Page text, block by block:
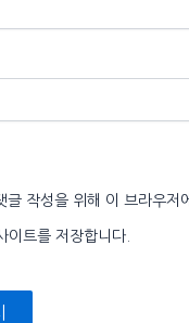
글 작성을 위해 이 브라우저
이트를 저장합니다.